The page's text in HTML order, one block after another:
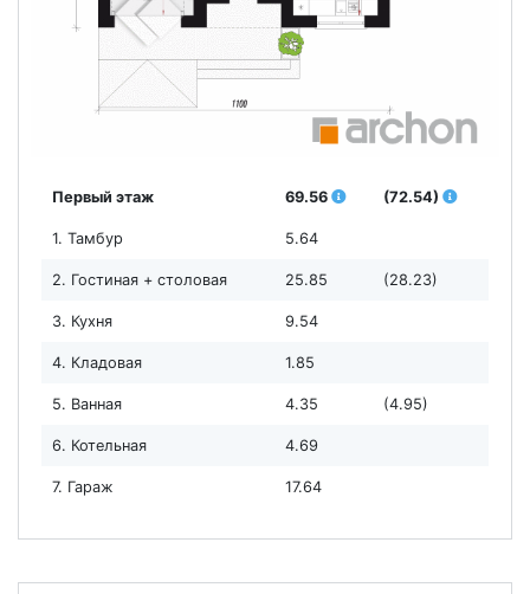
Первый этаж 69.56 (72.54)
1. Тамбур 5.64
2. Гостиная + столовая 25.85 (28.23)
3. Кухня 9.54
4. Кладовая 1.85
5. Ванная 4.35 (4.95)
6. Котельная 4.69
7. Гараж 17.64